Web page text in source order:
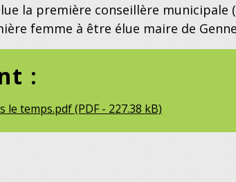
la première conseillère municipale
femme à être élue maire de
:
temps.pdf (PDF - 227.38 kB)